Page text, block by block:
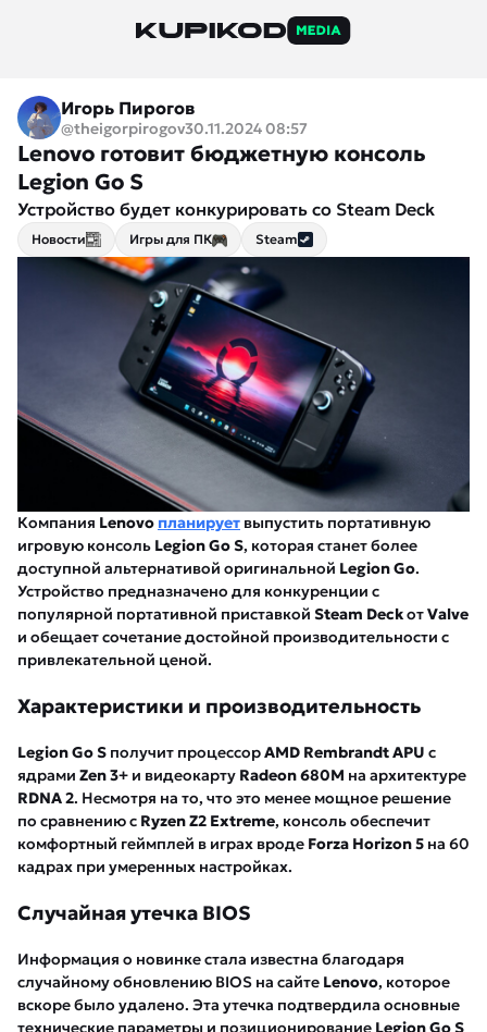
Игорь Пирогов
@theigorpirogov30.11.2024 08:57
Lenovo готовит бюджетную консоль
Legion Go S
Устройство будет конкурировать со Steam Deck
Новости Игры для ПК Steam
Компания Lenovo планирует выпустить портативную
игровую консоль Legion Go S, которая станет более
доступной альтернативой оригинальной Legion Go.
Устройство предназначено для конкуренции с
популярной портативной приставкой Steam DeckотValve
и обещает сочетание достойной производительности с
привлекательной ценой.
Характеристики и производительность
Legion Go S получит процессорAMD Rembrandt APU с
ядрами Zen 3+ и видеокарту Radeon 680M на архитектуре
RDNA 2. Несмотря на то, что это менее мощное решение
по сравнению с Ryzen Z2 Extreme, консоль обеспечит
комфортный геймплей в играх вроде Forza Horizon 5 на 60
кадрах при умеренных настройках.
Случайная утечка BIOS
Информация о новинке стала известна благодаря
случайному обновлению BIOS на сайте Lenovo, которое
вскоре было удалено. Эта утечка подтвердила основные
технические параметры и позиционирование Legion Go S